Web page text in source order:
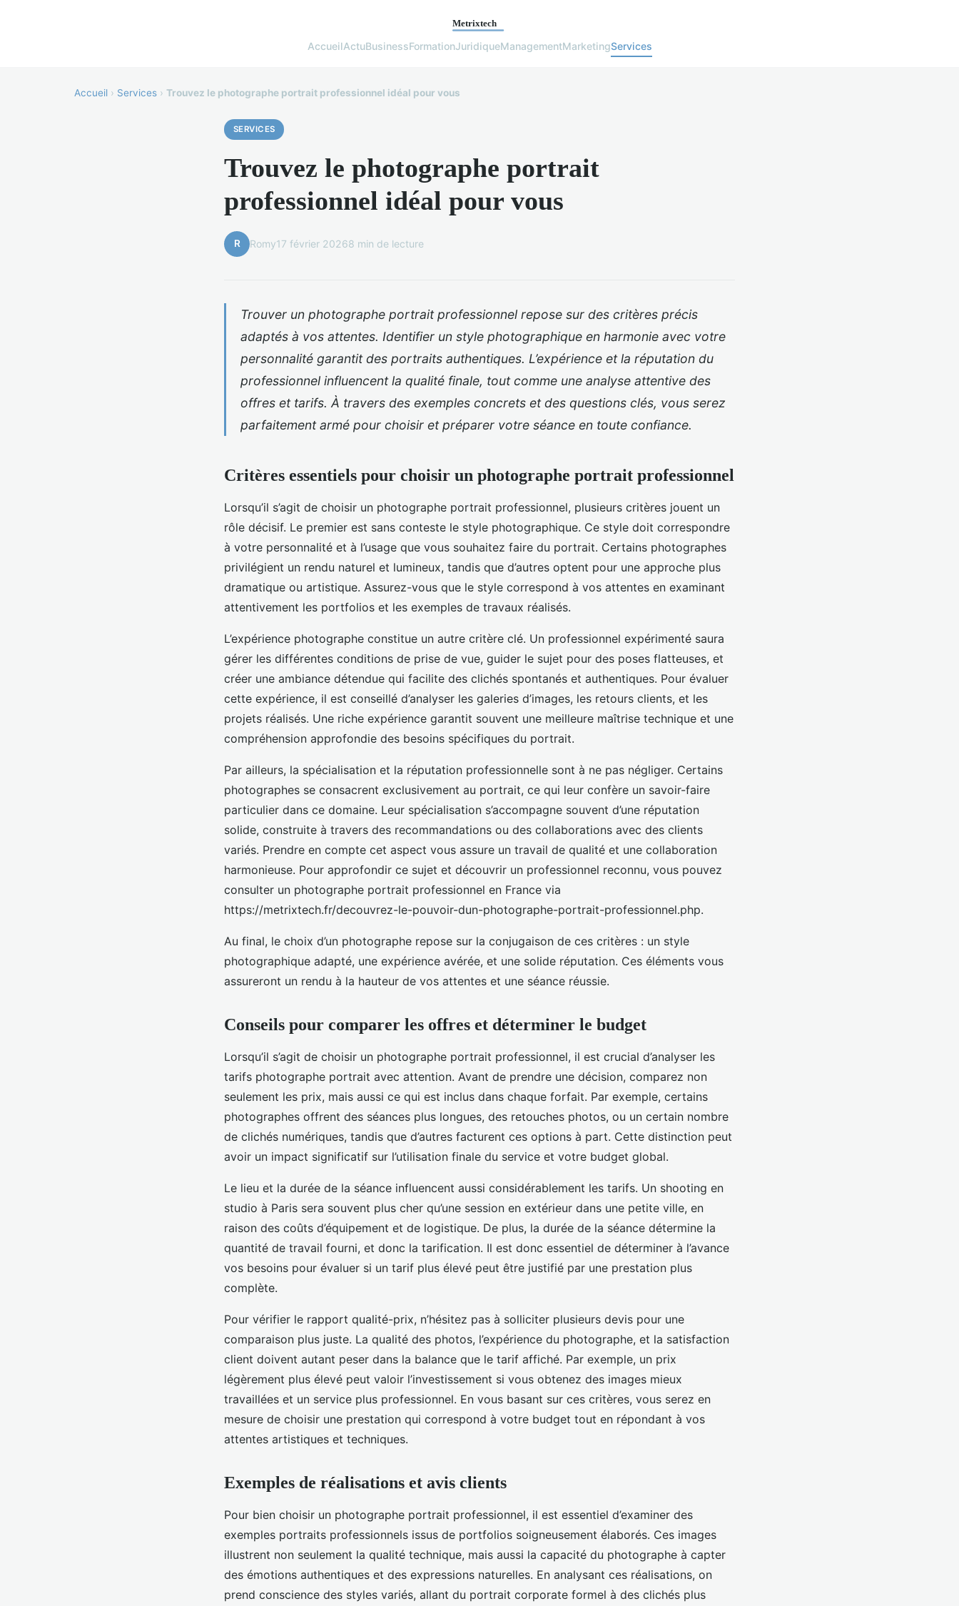
AccueilActuBusinessFormationJuridiqueManagementMarketingServices
Accueil › Services › Trouvez le photographe portrait professionnel idéal pour vous
SERVICES
Trouvez le photographe portrait
professionnel idéal pour vous
R Romy17 février 20268 min de lecture
Trouver un photographe portrait professionnel repose sur des critères précis
adaptés à vos attentes. Identifier un style photographique en harmonie avec votre
personnalité garantit des portraits authentiques. L’expérience et la réputation du
professionnel influencent la qualité finale, tout comme une analyse attentive des
offres et tarifs. À travers des exemples concrets et des questions clés, vous serez
parfaitement armé pour choisir et préparer votre séance en toute confiance.
Critères essentiels pour choisir un photographe portrait professionnel
Lorsqu’il s’agit de choisir un photographe portrait professionnel, plusieurs critères jouent un
rôle décisif. Le premier est sans conteste le style photographique. Ce style doit correspondre
à votre personnalité et à l’usage que vous souhaitez faire du portrait. Certains photographes
privilégient un rendu naturel et lumineux, tandis que d’autres optent pour une approche plus
dramatique ou artistique. Assurez-vous que le style correspond à vos attentes en examinant
attentivement les portfolios et les exemples de travaux réalisés.
L’expérience photographe constitue un autre critère clé. Un professionnel expérimenté saura
gérer les différentes conditions de prise de vue, guider le sujet pour des poses flatteuses, et
créer une ambiance détendue qui facilite des clichés spontanés et authentiques. Pour évaluer
cette expérience, il est conseillé d’analyser les galeries d’images, les retours clients, et les
projets réalisés. Une riche expérience garantit souvent une meilleure maîtrise technique et une
compréhension approfondie des besoins spécifiques du portrait.
Par ailleurs, la spécialisation et la réputation professionnelle sont à ne pas négliger. Certains
photographes se consacrent exclusivement au portrait, ce qui leur confère un savoir-faire
particulier dans ce domaine. Leur spécialisation s’accompagne souvent d’une réputation
solide, construite à travers des recommandations ou des collaborations avec des clients
variés. Prendre en compte cet aspect vous assure un travail de qualité et une collaboration
harmonieuse. Pour approfondir ce sujet et découvrir un professionnel reconnu, vous pouvez
consulter un photographe portrait professionnel en France via
https://metrixtech.fr/decouvrez-le-pouvoir-dun-photographe-portrait-professionnel.php.
Au final, le choix d’un photographe repose sur la conjugaison de ces critères : un style
photographique adapté, une expérience avérée, et une solide réputation. Ces éléments vous
assureront un rendu à la hauteur de vos attentes et une séance réussie.
Conseils pour comparer les offres et déterminer le budget
Lorsqu’il s’agit de choisir un photographe portrait professionnel, il est crucial d’analyser les
tarifs photographe portrait avec attention. Avant de prendre une décision, comparez non
seulement les prix, mais aussi ce qui est inclus dans chaque forfait. Par exemple, certains
photographes offrent des séances plus longues, des retouches photos, ou un certain nombre
de clichés numériques, tandis que d’autres facturent ces options à part. Cette distinction peut
avoir un impact significatif sur l’utilisation finale du service et votre budget global.
Le lieu et la durée de la séance influencent aussi considérablement les tarifs. Un shooting en
studio à Paris sera souvent plus cher qu’une session en extérieur dans une petite ville, en
raison des coûts d’équipement et de logistique. De plus, la durée de la séance détermine la
quantité de travail fourni, et donc la tarification. Il est donc essentiel de déterminer à l’avance
vos besoins pour évaluer si un tarif plus élevé peut être justifié par une prestation plus
complète.
Pour vérifier le rapport qualité-prix, n’hésitez pas à solliciter plusieurs devis pour une
comparaison plus juste. La qualité des photos, l’expérience du photographe, et la satisfaction
client doivent autant peser dans la balance que le tarif affiché. Par exemple, un prix
légèrement plus élevé peut valoir l’investissement si vous obtenez des images mieux
travaillées et un service plus professionnel. En vous basant sur ces critères, vous serez en
mesure de choisir une prestation qui correspond à votre budget tout en répondant à vos
attentes artistiques et techniques.
Exemples de réalisations et avis clients
Pour bien choisir un photographe portrait professionnel, il est essentiel d’examiner des
exemples portraits professionnels issus de portfolios soigneusement élaborés. Ces images
illustrent non seulement la qualité technique, mais aussi la capacité du photographe à capter
des émotions authentiques et des expressions naturelles. En analysant ces réalisations, on
prend conscience des styles variés, allant du portrait corporate formel à des clichés plus